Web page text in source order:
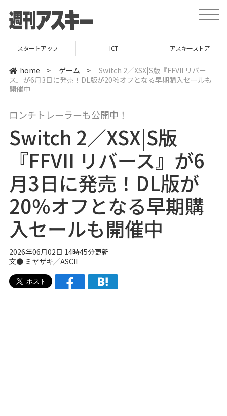
t
o
e
i
スタートアップ ICT アスキーストア
home > ゲーム >
Switch 2／XSX|S版『FFVII リバー
ス』が6月3日に発売！DL版が20％オフとなる早期購入セールも
開催中
ロンチトレーラーも公開中！
Switch 2／XSX|S版
『FFVII リバース』が6
月3日に発売！DL版が
20％オフとなる早期購
入セールも開催中
2026年06月02日 14時45分更新
文● ミヤザキ／ASCII